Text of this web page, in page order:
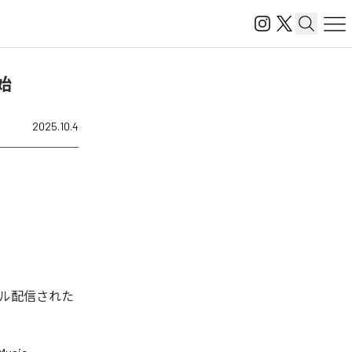
2025.10.4
配信された